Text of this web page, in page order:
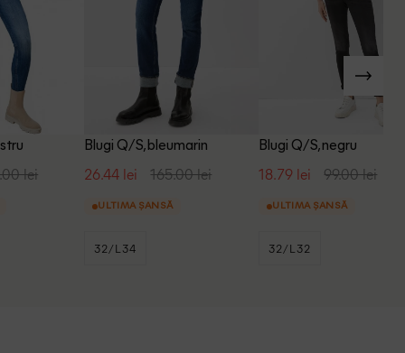
lei
Blugi Q/S, bleumarin
26.44 lei 165.00 lei
ULTIMA ȘANSĂ
32/L34
Blugi Q/S, negru
18.79 lei 99.00 lei
ULTIMA ȘANSĂ
32/L32